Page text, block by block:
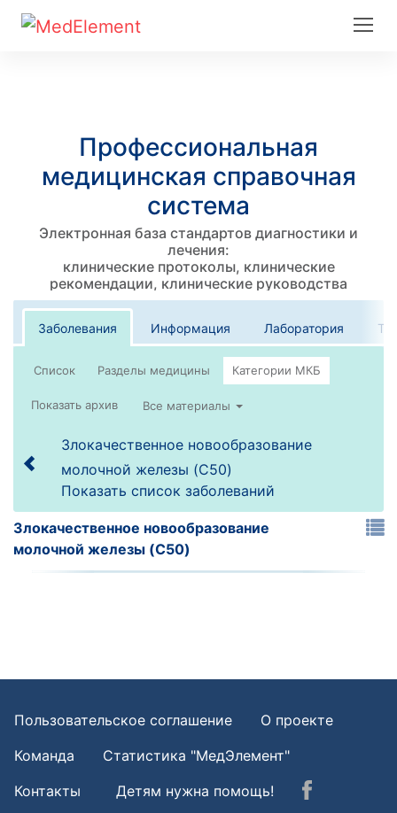
Профессиональная
медицинская справочная
система
Электронная база стандартов диагностики и
лечения:
клинические протоколы, клинические
рекомендации, клинические руководства
Заболевания Информация Лаборатория
Список
Все материалы
Злокачественное новообразование
молочной железы (C50)
Показать список заболеваний
Злокачественное новообразование
молочной железы (C50)
Пользовательское соглашение
О проекте
Команда
Статистика "МедЭлемент"
Контакты
Детям нужна помощь!